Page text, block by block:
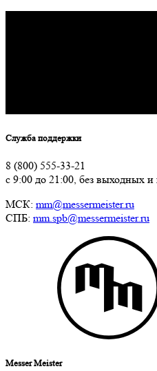
Служба поддержки
8 (800) 555-33-21
с 9:00 до 21:00, без выходных и
МСК: mm@messermeister.ru
СПБ: mm.spb@messermeister.ru
Messer Meister